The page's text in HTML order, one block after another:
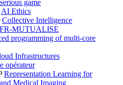
game
AI Ethics
Collective Intelligence
FR-MUTUALISE
programming of multi-core
Infrastructures
opérateur
Representation Learning for
Medical Imaging